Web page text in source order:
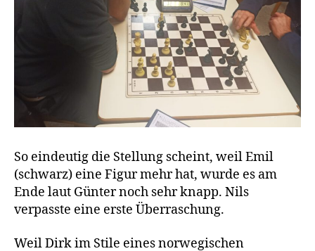
So eindeutig die Stellung scheint, weil Emil
(schwarz) eine Figur mehr hat, wurde es am
Ende laut Günter noch sehr knapp. Nils
verpasste eine erste Überraschung.
Weil Dirk im Stile eines norwegischen